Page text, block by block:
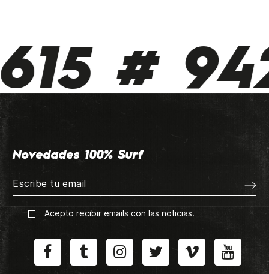
#
Novedades 100% Surf
Acepto recibir emails con las noticias.